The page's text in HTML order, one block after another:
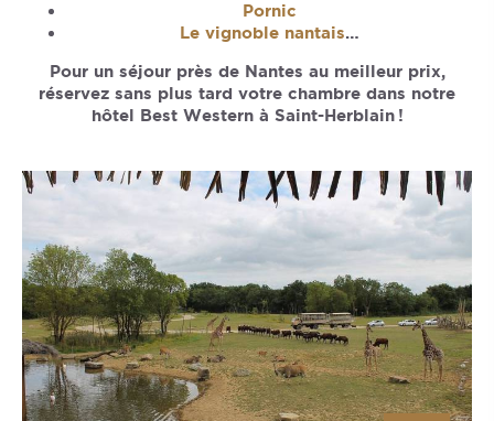
Pornic
Le vignoble nantais…
Pour un séjour près de Nantes au meilleur prix,
réservez sans plus tard votre chambre dans notre
hôtel Best Western à Saint-Herblain !